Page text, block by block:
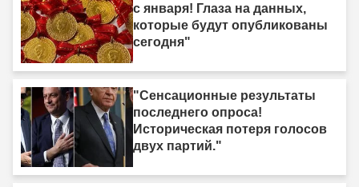
с января! Глаза на данных,
которые будут опубликованы
сегодня"
"Сенсационные результаты
последнего опроса!
Историческая потеря голосов
двух партий."